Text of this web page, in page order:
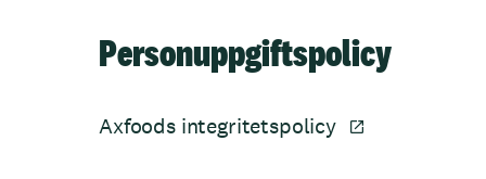
Personuppgiftspolicy
Axfoods integritetspolicy